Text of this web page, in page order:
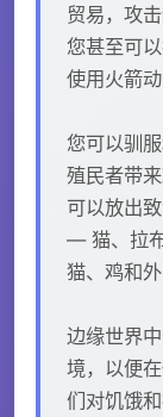
贸易，攻
您甚至可
使用火箭
您可以驯
殖民者带
可以放出
— 猫、拉
猫、鸡和外
边缘世界
境，以便
们对饥饿